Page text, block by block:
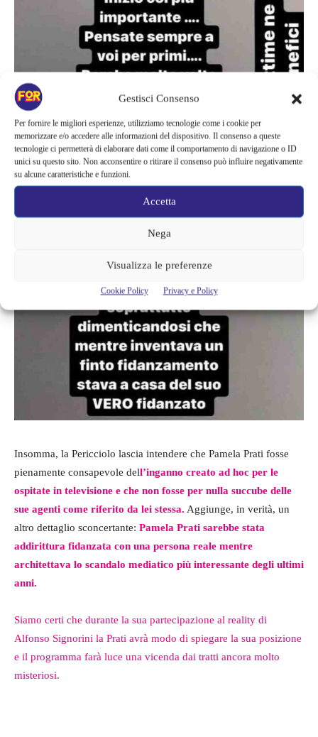
Gestisci Consenso
Per fornire le migliori esperienze, utilizziamo tecnologie come i cookie per
memorizzare e/o accedere alle informazioni del dispositivo. Il consenso a queste
tecnologie ci permetterà di elaborare dati come il comportamento di navigazione o ID
unici su questo sito. Non acconsentire o ritirare il consenso può influire negativamente
su alcune caratteristiche e funzioni.
Accetta
Nega
Visualizza le preferenze
Cookie Policy Privacy e Policy
Insomma, la Pericciolo lascia intendere che Pamela Prati fosse
pienamente consapevole dell’inganno creato ad hoc per le
ospitate in televisione e che non fosse per nulla succube delle
sue agenti come riferito da lei stessa. Aggiunge, in verità, un
altro dettaglio sconcertante: Pamela Prati sarebbe stata
addirittura fidanzata con una persona reale mentre
architettava lo scandalo mediatico più interessante degli ultimi
anni.
Siamo certi che durante la sua partecipazione al reality di
Alfonso Signorini la Prati avrà modo di spiegare la sua posizione
e il programma farà luce una vicenda dai tratti ancora molto
misteriosi.